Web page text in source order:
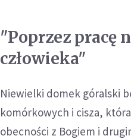
"Poprzez pracę
człowieka"
Niewielki domek góralski
komórkowych i cisza,
obecności z Bogiem i